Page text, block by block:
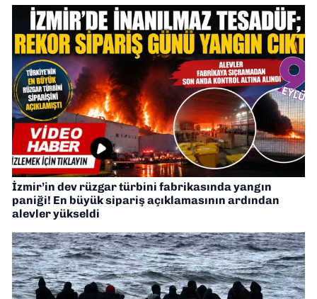
İzmir’in dev rüzgar türbini fabrikasında yangın
paniği! En büyük sipariş açıklamasının ardından
alevler yükseldi